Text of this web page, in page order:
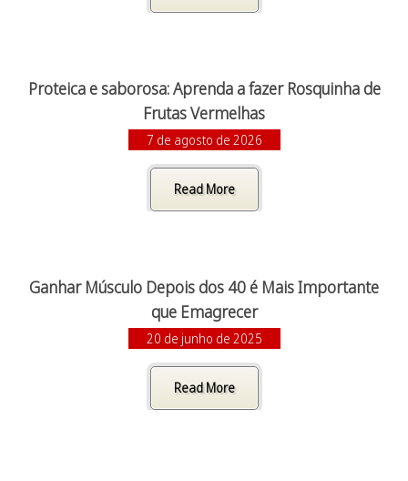
Proteica e saborosa: Aprenda a fazer Rosquinha de
Frutas Vermelhas
7 de agosto de 2026
Read More
Ganhar Músculo Depois dos 40 é Mais Importante
que Emagrecer
20 de junho de 2025
Read More